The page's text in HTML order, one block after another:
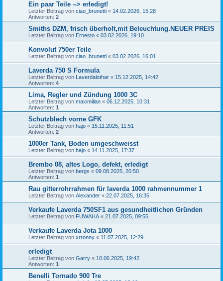
Ein paar Teile --> erledigt!
Letzter Beitrag von ciao_brunetti « 14.02.2026, 15:28
Antworten: 2
Smiths DZM, frisch überholt,mit Beleuchtung.NEUER PREIS
Letzter Beitrag von Ernesto « 03.02.2026, 19:10
Konvolut 750er Teile
Letzter Beitrag von ciao_brunetti « 03.02.2026, 16:01
Laverda 750 S Formula
Letzter Beitrag von Laverdalothar « 15.12.2025, 14:42
Antworten: 4
Lima, Regler und Zündung 1000 3C
Letzter Beitrag von maximilian « 06.12.2025, 10:31
Antworten: 1
Schutzblech vorne GFK
Letzter Beitrag von hajo « 15.11.2025, 11:51
Antworten: 2
1000er Tank, Boden umgeschweisst
Letzter Beitrag von hajo « 14.11.2025, 17:37
Brembo 08, altes Logo, defekt, erledigt
Letzter Beitrag von bergs « 09.08.2025, 20:50
Antworten: 1
Rau gitterrohrrahmen für laverda 1000 rahmennummer 1
Letzter Beitrag von Alexander « 22.07.2025, 16:35
Verkaufe Laverda 750SF1 aus gesundheitlichen Gründen
Letzter Beitrag von FUWAHA « 21.07.2025, 09:55
Verkaufe Laverda Jota 1000
Letzter Beitrag von xrronny « 11.07.2025, 12:29
erledigt
Letzter Beitrag von Garry « 10.06.2025, 19:42
Antworten: 1
Benelli Tornado 900 Tre